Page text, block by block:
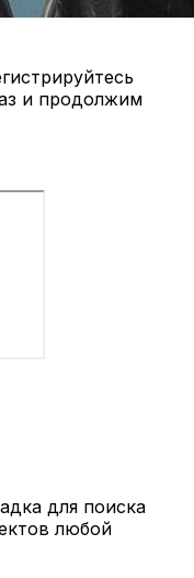
и продолжим
для поиска
любой